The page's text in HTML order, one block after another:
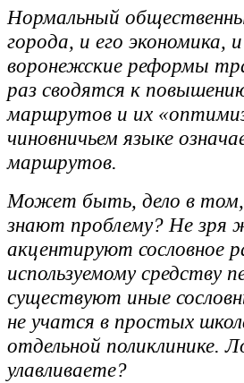
Нормальный
города, и его
воронежские реформы
раз сводятся к
маршрутов и их
чиновничьем языке
маршрутов.
Может быть, дело в том,
знают проблему? Не зря
акцентируют сословное
используемому средству
существуют иные
не учатся в простых
отдельной поликлинике.
улавливаете?